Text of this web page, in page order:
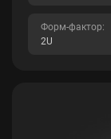
Форм-фактор:
2U